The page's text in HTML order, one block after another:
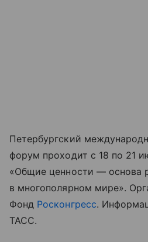
Петербургский
форум проходит с 18 по 21
«Общие ценности — основа
в многополярном мире».
Фонд Росконгресс.
ТАСС.